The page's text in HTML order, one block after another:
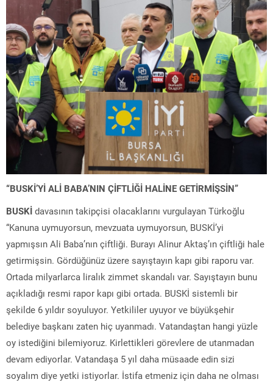
“BUSKİ’Yİ ALİ BABA’NIN ÇİFTLİĞİ HALİNE GETİRMİŞSİN”
BUSKİ davasının takipçisi olacaklarını vurgulayan Türkoğlu
“Kanuna uymuyorsun, mevzuata uymuyorsun, BUSKİ’yi
yapmışsın Ali Baba’nın çiftliği. Burayı Alinur Aktaş’ın çiftliği hale
getirmişsin. Gördüğünüz üzere sayıştayın kapı gibi raporu var.
Ortada milyarlarca liralık zimmet skandalı var. Sayıştayın bunu
açıkladığı resmi rapor kapı gibi ortada. BUSKİ sistemli bir
şekilde 6 yıldır soyuluyor. Yetkililer uyuyor ve büyükşehir
belediye başkanı zaten hiç uyanmadı. Vatandaştan hangi yüzle
oy istediğini bilemiyoruz. Kirlettikleri görevlere de utanmadan
devam ediyorlar. Vatandaşa 5 yıl daha müsaade edin sizi
soyalım diye yetki istiyorlar. İstifa etmeniz için daha ne olması